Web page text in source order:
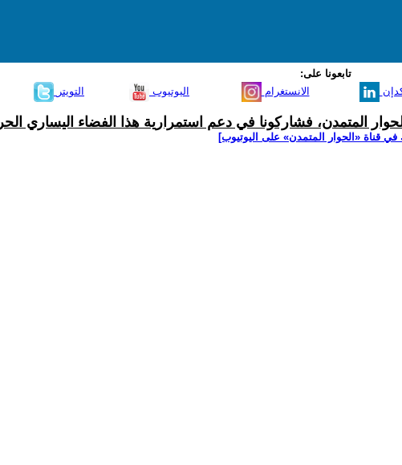
تابعونا على:
التويتر اليوتيوب الانستغرام
المتمدن، فشاركونا في دعم استمرارية هذا الفضاء اليساري الحر
قناة ‫«الحوار المتمدن» على اليوتيوب]